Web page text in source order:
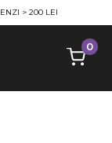
> 200 LEI
0